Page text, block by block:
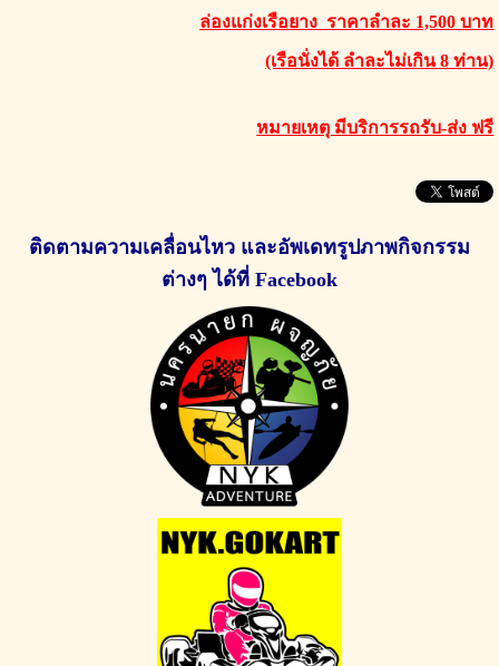
ล่องแก่งเรือยาง ราคาลำละ 1,500 บาท
(เรือนั่งได้ ลำละไม่เกิน 8 ท่าน)
หมายเหตุ มีบริการรถรับ-ส่ง ฟรี
ติดตามความเคลื่อนไหว และอัพเดทรูปภาพกิจกรรม
ต่างๆ ได้ที่ Facebook